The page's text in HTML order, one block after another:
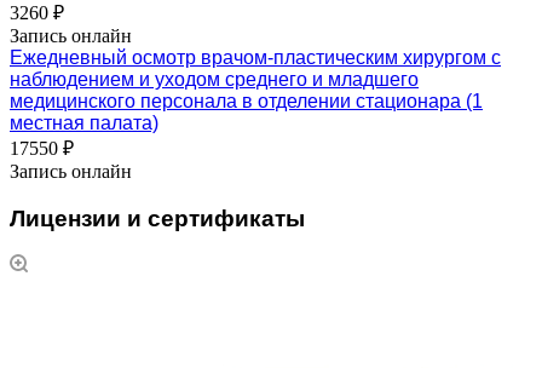
3260 ₽
Запись онлайн
Ежедневный осмотр врачом-пластическим хирургом с
наблюдением и уходом среднего и младшего
медицинского персонала в отделении стационара (1
местная палата)
17550 ₽
Запись онлайн
Лицензии и сертификаты